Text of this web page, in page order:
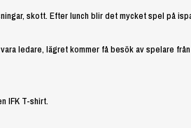
skott. Efter lunch blir det mycket spel på
ledare, lägret kommer få besök av spelare
IFK T-shirt.